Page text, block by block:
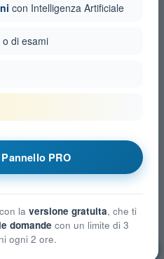
con Intelligenza Artificiale
di esami
PRO
la versione gratuita, che ti
domande con un limite di 3
ogni 2 ore.